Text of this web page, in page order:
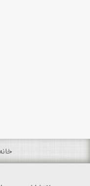
خانه